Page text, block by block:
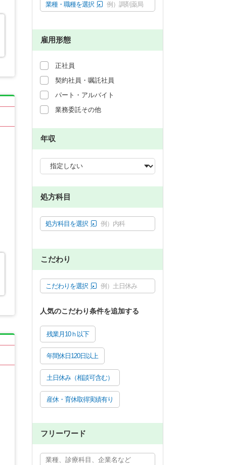
業種・職種を選択 例）調剤薬局
雇用形態
正社員
契約社員・嘱託社員
パート・アルバイト
業務委託その他
年収
処方科目
処方科目を選択 例）内科
こだわり
こだわりを選択 例）土日休み
人気のこだわり条件を追加する
残業月10ｈ以下
年間休日120日以上
土日休み（相談可含む）
産休・育休取得実績有り
フリーワード